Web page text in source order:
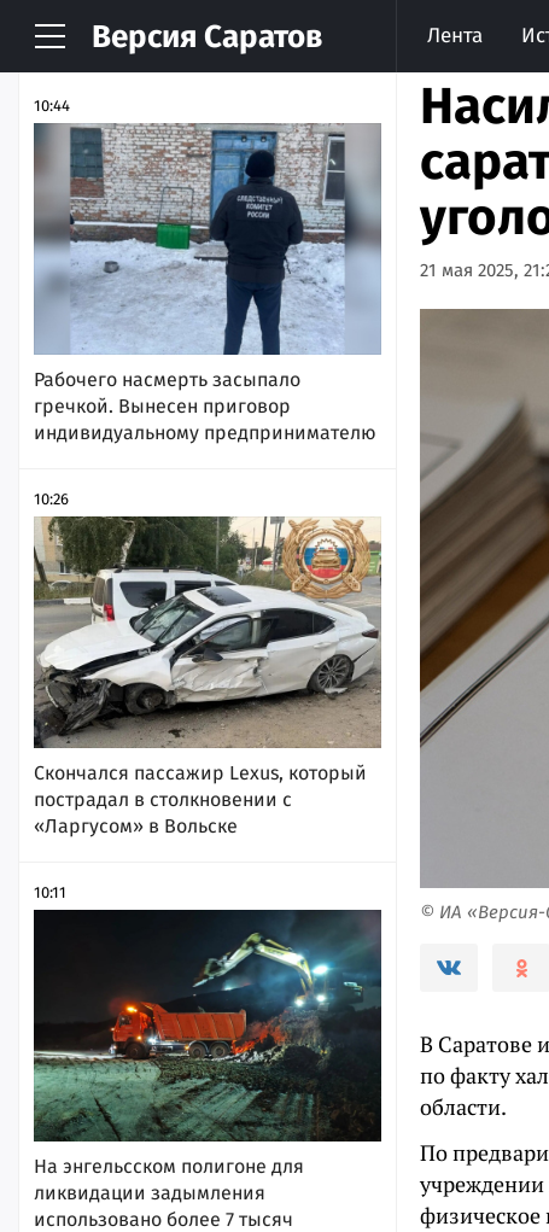
Версия Саратов Лента
НОВОСТИ АРХИВ
10:44
Рабочего насмерть засыпало
гречкой. Вынесен приговор
индивидуальному предпринимателю
10:26
Скончался пассажир Lexus, который
пострадал в столкновении с
«Ларгусом» в Вольске
10:11
На энгельсском полигоне для
ликвидации задымления
использовано более 7 тысяч
21 мая 2025,
© ИА
В Саратове
по факту
области.
По
учреждении
физическое